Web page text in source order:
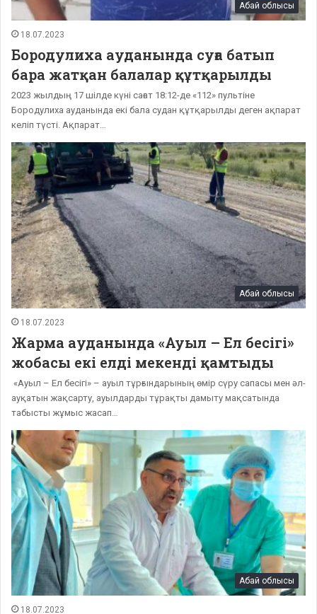
Абай облысы
18.07.2023
Бородулиха ауданында суға батып
бара жатқан балалар құтқарылды
2023 жылдың 17 шілде күні сағат 18:12-де «112» пультіне
Бородулиха ауданында екі бала судан құтқарылды деген ақпарат
келіп түсті. Ақпарат…
Абай облысы
18.07.2023
Жарма ауданында «Ауыл – Ел бесігі»
жобасы екі елді мекенді қамтыды
«Ауыл – Ел бесігі» – ауыл тұрғындарының өмір сүру сапасы мен әл-
ауқатын жақсарту, ауылдарды тұрақты дамыту мақсатында
табысты жұмыс жасап…
Абай облысы
18.07.2023